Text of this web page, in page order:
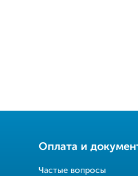
Оплата и
Частые вопросы